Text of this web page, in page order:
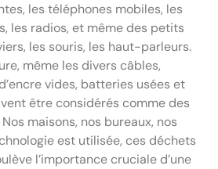
les téléphones mobiles, les
les radios, et même des petits
les souris, les haut-parleurs.
même les divers câbles,
vides, batteries usées et
être considérés comme des
maisons, nos bureaux, nos
est utilisée, ces déchets
l’importance cruciale d’une